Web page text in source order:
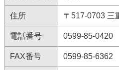
住所 〒517-0703 三
電話番号 0599-85-0420
FAX番号 0599-85-6362